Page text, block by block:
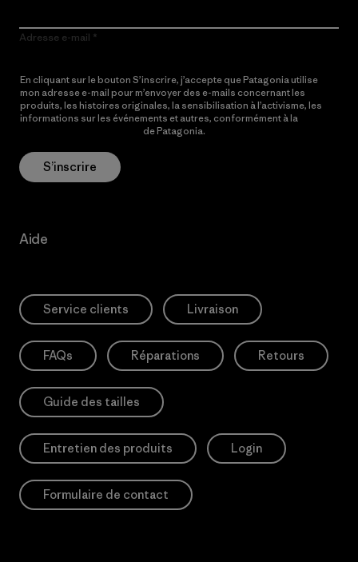
Adresse e-mail
En cliquant sur le bouton S’inscrire, j’accepte que Patagonia utilise
mon adresse e-mail pour m’envoyer des e-mails concernant les
produits, les histoires originales, la sensibilisation à l’activisme, les
informations sur les événements et autres, conformément à la
de Patagonia.
S’inscrire
Aide
Service clients Livraison
FAQs Réparations Retours
Guide des tailles
Entretien des produits Login
Formulaire de contact